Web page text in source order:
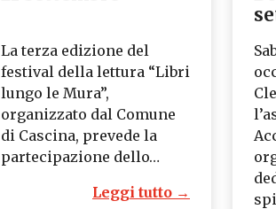
La terza edizione del
festival della lettura “Libri
lungo le Mura”,
organizzato dal Comune
di Cascina, prevede la
partecipazione dello…
Leggi tutto →